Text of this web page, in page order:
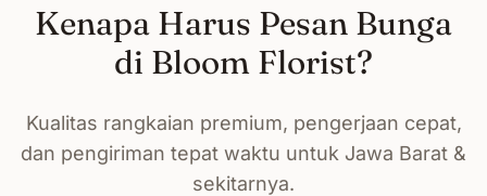
Kenapa Harus Pesan Bunga
di Bloom Florist?
Kualitas rangkaian premium, pengerjaan cepat,
dan pengiriman tepat waktu untuk Jawa Barat &
sekitarnya.